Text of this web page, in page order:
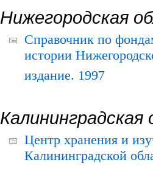
Нижегородская
Справочник по
истории
издание. 1997
Калининградская
Центр хранения и
Калининградской